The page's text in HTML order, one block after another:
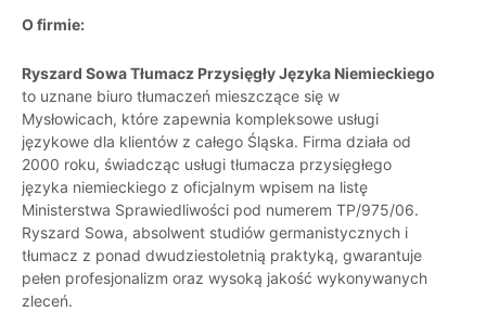
O firmie:
Ryszard Sowa Tłumacz Przysięgły Języka Niemieckiego
to uznane biuro tłumaczeń mieszczące się w
Mysłowicach, które zapewnia kompleksowe usługi
językowe dla klientów z całego Śląska. Firma działa od
2000 roku, świadcząc usługi tłumacza przysięgłego
języka niemieckiego z oficjalnym wpisem na listę
Ministerstwa Sprawiedliwości pod numerem TP/975/06.
Ryszard Sowa, absolwent studiów germanistycznych i
tłumacz z ponad dwudziestoletnią praktyką, gwarantuje
pełen profesjonalizm oraz wysoką jakość wykonywanych
zleceń.